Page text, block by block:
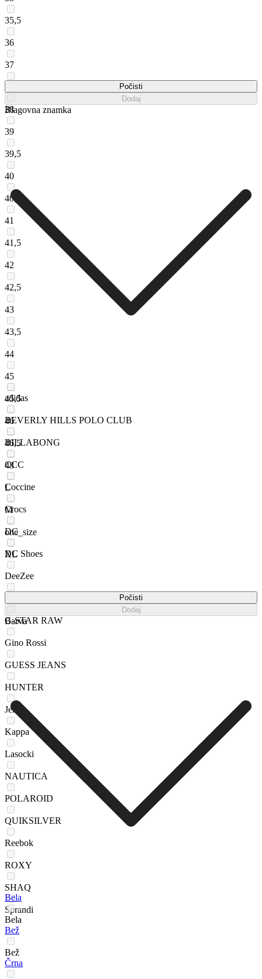
35,5
36
37
38
39
39,5
40
40,5
41
41,5
42
42,5
43
43,5
44
45
45,5
46
46,5
48
L
M
one_size
XL
Počisti
Dodaj
Blagovna znamka
adidas
BEVERLY HILLS POLO CLUB
BILLABONG
CCC
Coccine
Crocs
DC
DC Shoes
DeeZee
G-STAR RAW
Gino Rossi
GUESS JEANS
HUNTER
Jenny
Kappa
Lasocki
NAUTICA
POLAROID
QUIKSILVER
Reebok
ROXY
SHAQ
Sprandi
Počisti
Dodaj
Barva
Bela
Bela
Bež
Bež
Črna